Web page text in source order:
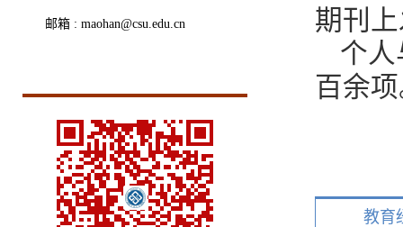
邮箱 : maohan@csu.edu.cn
期刊
个
百余
教育